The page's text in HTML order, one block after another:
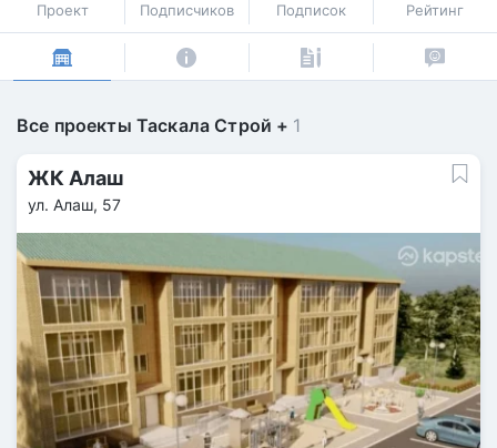
Проект Подписчиков Подписок Рейтинг
Все проекты Таскала Строй + 1
ЖК Алаш
ул. Алаш, 57